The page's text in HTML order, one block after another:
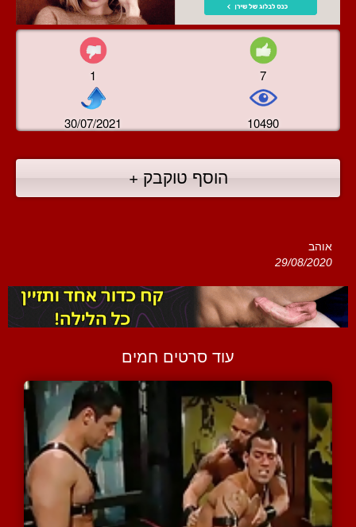
1 7
30/07/2021 10490
הוסף טוקבק +
אוהב
29/08/2020
עוד סרטים חמים